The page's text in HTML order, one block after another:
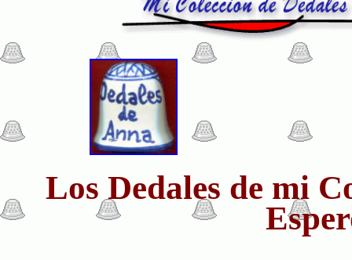
Los Dedales de mi